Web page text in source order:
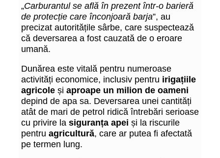
„Carburantul se află în prezent într-o barieră
de protecție care înconjoară barja”, au
precizat autoritățile sârbe, care suspectează
că deversarea a fost cauzată de o eroare
umană.
Dunărea este vitală pentru numeroase
activități economice, inclusiv pentru irigațiile
agricole și aproape un milion de oameni
depind de apa sa. Deversarea unei cantități
atât de mari de petrol ridică întrebări serioase
cu privire la siguranța apei și la riscurile
pentru agricultură, care ar putea fi afectată
pe termen lung.